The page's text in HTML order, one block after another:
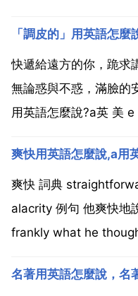
「調皮的」用英語怎
快遞給遠方的你，跪求
無論惑與不惑，滿臉的
用英語怎麼說?a英 美
露出深深的悲傷。用英
爽快用英語怎麼說,a用
爽快 詞典
alacrity 例句 他爽快地
frankly what he
名著用英語怎麼說，名